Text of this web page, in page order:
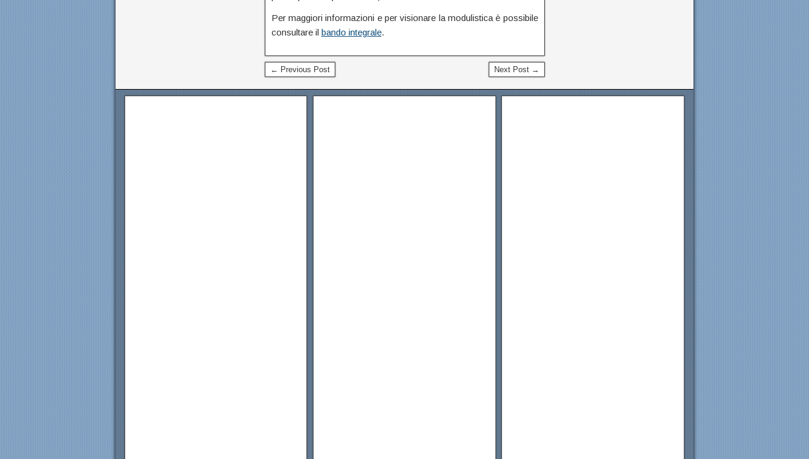
Per maggiori informazioni e per visionare la modulistica è possibile
consultare il bando integrale.
← Previous Post Next Post →